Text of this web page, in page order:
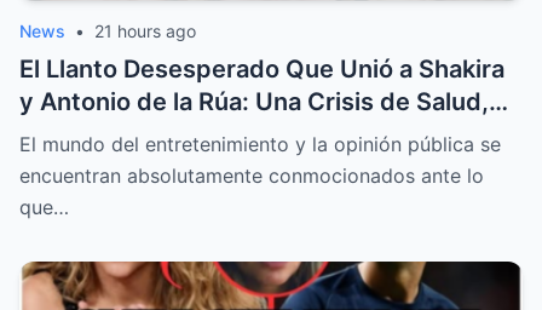
News • 21 hours ago
El Llanto Desesperado Que Unió a Shakira
y Antonio de la Rúa: Una Crisis de Salud,
Celos y el Posible Renacer de un Amor
El mundo del entretenimiento y la opinión pública se
encuentran absolutamente conmocionados ante lo
que…